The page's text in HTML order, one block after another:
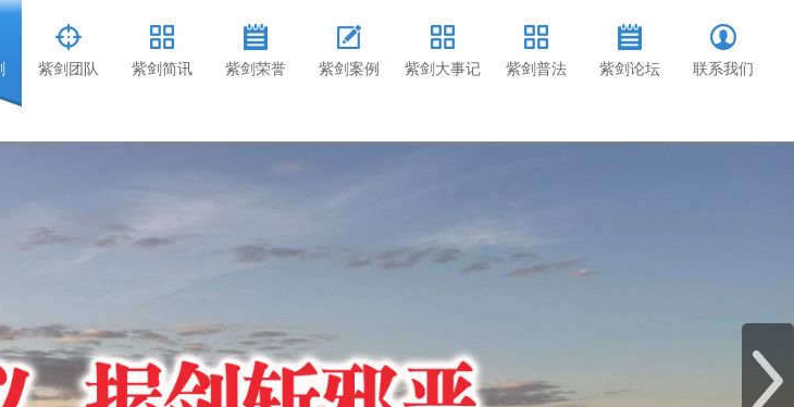
紫剑团队 紫剑简讯 紫剑荣誉 紫剑案例 紫剑大事记 紫剑普法 紫剑论坛 联系我们